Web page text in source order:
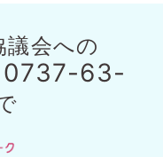
議会への
0737-63-